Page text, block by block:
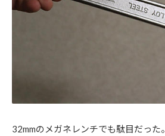
32mmのメガネレンチでも駄目だった。